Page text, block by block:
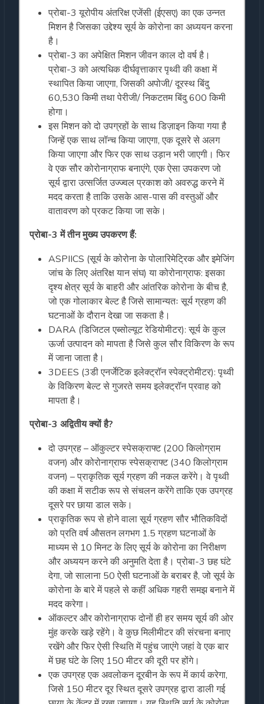
प्रोबा-3 यूरोपीय अंतरिक्ष एजेंसी (ईएसए) का एक उन्नत
मिशन है जिसका उद्देश्य सूर्य के कोरोना का अध्ययन करना
है।
प्रोबा-3 का अपेक्षित मिशन जीवन काल दो वर्ष है।
प्रोबा-3 को अत्यधिक दीर्घवृत्ताकार पृथ्वी की कक्षा में
स्थापित किया जाएगा, जिसकी अपोजी/ दूरस्थ बिंदु
60,530 किमी तथा पेरीजी/ निकटतम बिंदु 600 किमी
होगा।
इस मिशन को दो उपग्रहों के साथ डिज़ाइन किया गया है
जिन्हें एक साथ लॉन्च किया जाएगा, एक दूसरे से अलग
किया जाएगा और फिर एक साथ उड़ान भरी जाएगी। फिर
वे एक सौर कोरोनाग्राफ बनाएंगे, एक ऐसा उपकरण जो
सूर्य द्वारा उत्सर्जित उज्ज्वल प्रकाश को अवरुद्ध करने में
मदद करता है ताकि उसके आस-पास की वस्तुओं और
वातावरण को प्रकट किया जा सके।
प्रोबा-3 में तीन मुख्य उपकरण हैं:
ASPIICS (सूर्य के कोरोना के पोलारिमेट्रिक और इमेजिंग
जांच के लिए अंतरिक्ष यान संघ) या कोरोनाग्राफ: इसका
दृश्य क्षेत्र सूर्य के बाहरी और आंतरिक कोरोना के बीच है,
जो एक गोलाकार बेल्ट है जिसे सामान्यतः सूर्य ग्रहण की
घटनाओं के दौरान देखा जा सकता है।
DARA (डिजिटल एब्सोल्यूट रेडियोमीटर): सूर्य के कुल
ऊर्जा उत्पादन को मापता है जिसे कुल सौर विकिरण के रूप
में जाना जाता है।
3DEES (3डी एनर्जेटिक इलेक्ट्रॉन स्पेक्ट्रोमीटर): पृथ्वी
के विकिरण बेल्ट से गुजरते समय इलेक्ट्रॉन प्रवाह को
मापता है।
प्रोबा-3 अद्वितीय क्यों है?
दो उपग्रह – ऑकुल्टर स्पेसक्राफ्ट (200 किलोग्राम
वजन) और कोरोनाग्राफ स्पेसक्राफ्ट (340 किलोग्राम
वजन) – प्राकृतिक सूर्य ग्रहण की नकल करेंगे। वे पृथ्वी
की कक्षा में सटीक रूप से संचलन करेंगे ताकि एक उपग्रह
दूसरे पर छाया डाल सके।
प्राकृतिक रूप से होने वाला सूर्य ग्रहण सौर भौतिकविदों
को प्रति वर्ष औसतन लगभग 1.5 ग्रहण घटनाओं के
माध्यम से 10 मिनट के लिए सूर्य के कोरोना का निरीक्षण
और अध्ययन करने की अनुमति देता है। प्रोबा-3 छह घंटे
देगा, जो सालाना 50 ऐसी घटनाओं के बराबर है, जो सूर्य के
कोरोना के बारे में पहले से कहीं अधिक गहरी समझ बनाने में
मदद करेगा।
ऑकल्टर और कोरोनाग्राफ दोनों ही हर समय सूर्य की ओर
मुंह करके खड़े रहेंगे। वे कुछ मिलीमीटर की संरचना बनाए
रखेंगे और फिर ऐसी स्थिति में पहुंच जाएंगे जहां वे एक बार
में छह घंटे के लिए 150 मीटर की दूरी पर होंगे।
एक उपग्रह एक अवलोकन दूरबीन के रूप में कार्य करेगा,
जिसे 150 मीटर दूर स्थित दूसरे उपग्रह द्वारा डाली गई